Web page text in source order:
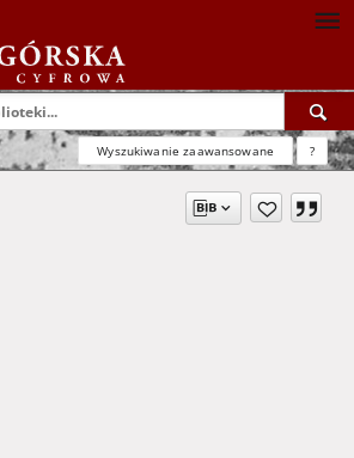
Wyszukiwanie zaawansowane ?